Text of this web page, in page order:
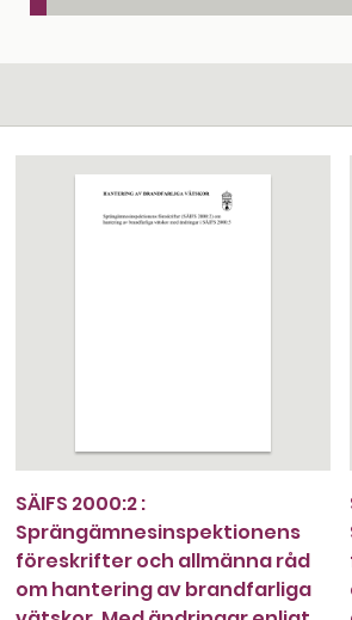
SÄIFS 2000:2 :
Sprängämnesinspektionens
föreskrifter och allmänna råd
om hantering av brandfarliga